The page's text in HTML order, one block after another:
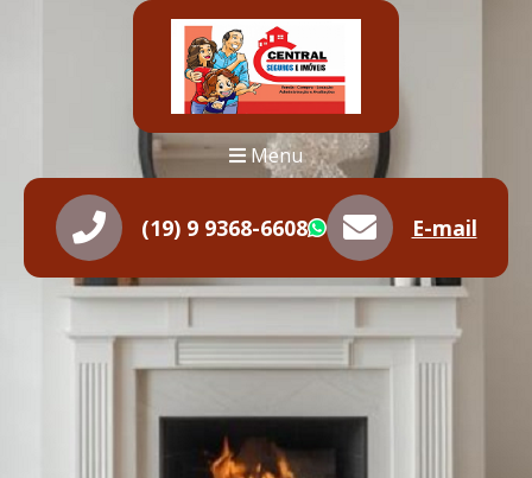
Menu
(19) 9 9368-6608 WhatsApp
E-mail